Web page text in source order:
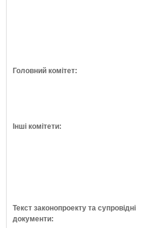
Головний комітет:
Інші комітети:
Текст законопроекту та супровідні
документи: